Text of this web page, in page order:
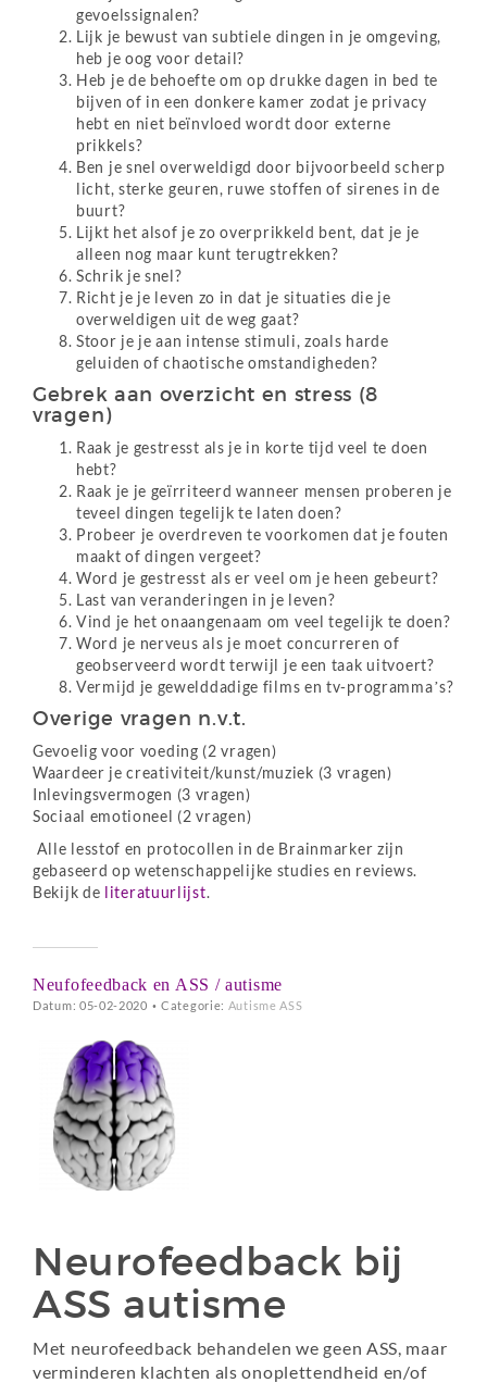
gevoelssignalen?
Lijk je bewust van subtiele dingen in je omgeving,
heb je oog voor detail?
Heb je de behoefte om op drukke dagen in bed te
bijven of in een donkere kamer zodat je privacy
hebt en niet beïnvloed wordt door externe
prikkels?
Ben je snel overweldigd door bijvoorbeeld scherp
licht, sterke geuren, ruwe stoffen of sirenes in de
buurt?
Lijkt het alsof je zo overprikkeld bent, dat je je
alleen nog maar kunt terugtrekken?
Schrik je snel?
Richt je je leven zo in dat je situaties die je
overweldigen uit de weg gaat?
Stoor je je aan intense stimuli, zoals harde
geluiden of chaotische omstandigheden?
Gebrek aan overzicht en stress (8
vragen)
Raak je gestresst als je in korte tijd veel te doen
hebt?
Raak je je geïrriteerd wanneer mensen proberen je
teveel dingen tegelijk te laten doen?
Probeer je overdreven te voorkomen dat je fouten
maakt of dingen vergeet?
Word je gestresst als er veel om je heen gebeurt?
Last van veranderingen in je leven?
Vind je het onaangenaam om veel tegelijk te doen?
Word je nerveus als je moet concurreren of
geobserveerd wordt terwijl je een taak uitvoert?
Vermijd je gewelddadige films en tv-programma’s?
Overige vragen n.v.t.
Gevoelig voor voeding (2 vragen)
Waardeer je creativiteit/kunst/muziek (3 vragen)
Inlevingsvermogen (3 vragen)
Sociaal emotioneel (2 vragen)
Alle lesstof en protocollen in de Brainmarker zijn
gebaseerd op wetenschappelijke studies en reviews.
Bekijk de literatuurlijst.
Neufofeedback en ASS / autisme
Datum: 05-02-2020 • Categorie: Autisme ASS
Neurofeedback bij
ASS autisme
Met neurofeedback behandelen we geen ASS, maar
verminderen klachten als onoplettendheid en/of